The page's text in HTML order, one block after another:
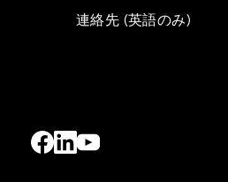
連絡先 (英語のみ)